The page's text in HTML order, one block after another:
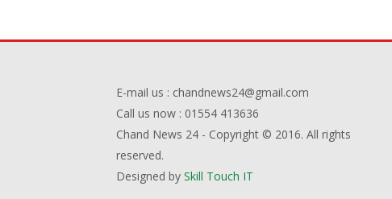
E-mail us : chandnews24@gmail.com
Call us now : 01554 413636
Chand News 24 - Copyright © 2016. All rights
reserved.
Designed by Skill Touch IT